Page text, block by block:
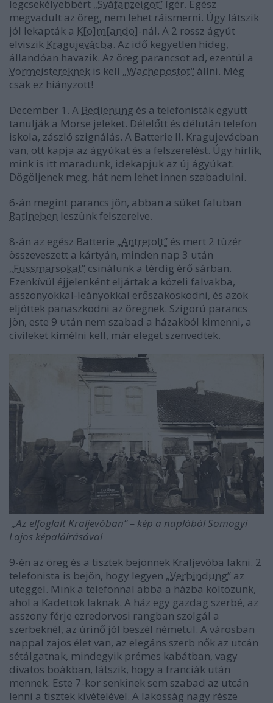
legcsekélyebbért „Sváfanzeigot” ígér. Egész
megvadult az öreg, nem lehet ráismerni. Úgy látszik
jól lekapták a K[o]m[ando]-nál. A 2 rossz ágyút
elviszik Kragujevácba. Az idő kegyetlen hideg,
állandóan havazik. Az öreg parancsot ad, ezentúl a
Vormeistereknek is kell „Wachepostot" állni. Még
csak ez hiányzott!
December 1. A Bedienung és a telefonisták együtt
tanulják a Morse jeleket. Délelőtt és délután telefon
iskola, zászló szignálás. A Batterie II. Kragujevácban
van, ott kapja az ágyúkat és a felszerelést. Úgy hírlik,
mink is itt maradunk, idekapjuk az új ágyúkat.
Dögöljenek meg, hát nem lehet innen szabadulni.
6-án megint parancs jön, abban a süket faluban
Ratineben leszünk felszerelve.
8-án az egész Batterie „Antretolt” és mert 2 tüzér
összeveszett a kártyán, minden nap 3 után
„Fussmarsokat” csinálunk a térdig érő sárban.
Ezenkívül éjjelenként eljártak a közeli falvakba,
asszonyokkal-leányokkal erőszakoskodni, és azok
eljöttek panaszkodni az öregnek. Szigorú parancs
jön, este 9 után nem szabad a házakból kimenni, a
civileket kímélni kell, már eleget szenvedtek.
„Az elfoglalt Kraljevóban” – kép a naplóból Somogyi
Lajos képaláírásával
9-én az öreg és a tisztek bejönnek Kraljevóba lakni. 2
telefonista is bejön, hogy legyen „Verbindung” az
üteggel. Mink a telefonnal abba a házba költözünk,
ahol a Kadettok laknak. A ház egy gazdag szerbé, az
asszony férje ezredorvosi rangban szolgál a
szerbeknél, az úrinő jól beszél németül. A városban
nappal zajos élet van, az elegáns szerb nők az utcán
sétálgatnak, mindegyik prémes kabátban, vagy
divatos boákban, látszik, hogy a franciák után
mennek. Este 7-kor senkinek sem szabad az utcán
lenni a tisztek kivételével. A lakosság nagy része